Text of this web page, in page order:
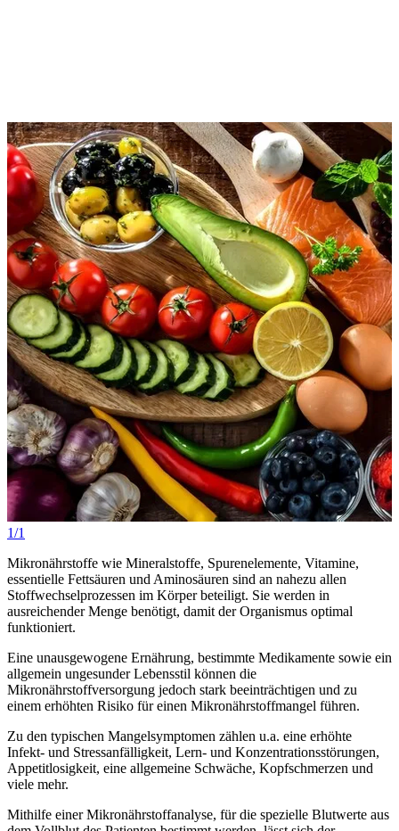
1/1
Mikronährstoffe wie Mineralstoffe, Spurenelemente, Vitamine,
essentielle Fettsäuren und Aminosäuren sind an nahezu allen
Stoffwechselprozessen im Körper beteiligt. Sie werden in
ausreichender Menge benötigt, damit der Organismus optimal
funktioniert.
Eine unausgewogene Ernährung, bestimmte Medikamente sowie ein
allgemein ungesunder Lebensstil können die
Mikronährstoffversorgung jedoch stark beeinträchtigen und zu
einem erhöhten Risiko für einen Mikronährstoffmangel führen.
Zu den typischen Mangelsymptomen zählen u.a. eine erhöhte
Infekt- und Stressanfälligkeit, Lern- und Konzentrationsstörungen,
Appetitlosigkeit, eine allgemeine Schwäche, Kopfschmerzen und
viele mehr.
Mithilfe einer Mikronährstoffanalyse, für die spezielle Blutwerte aus